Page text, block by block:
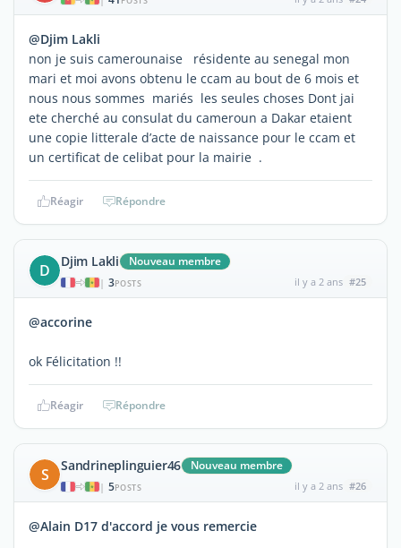
@Djim Lakli
non je suis camerounaise résidente au senegal mon
mari et moi avons obtenu le ccam au bout de 6 mois et
nous nous sommes mariés les seules choses Dont jai
ete cherché au consulat du cameroun a Dakar etaient
une copie litterale d’acte de naissance pour le ccam et
un certificat de celibat pour la mairie .
Réagir Répondre
D Djim Lakli Nouveau membre
| 3POSTS il y a 2 ans #25
@accorine
ok Félicitation !!
Réagir Répondre
S Sandrineplinguier46 Nouveau membre
| 5POSTS il y a 2 ans #26
@Alain D17 d'accord je vous remercie